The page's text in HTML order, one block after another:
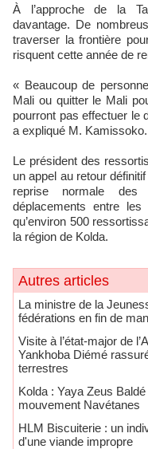
À l’approche de la
davantage. De
traverser la frontière
risquent cette année de
« Beaucoup de
Mali ou quitter le Mali
pourront pas effectuer le
a expliqué M. Kamissoko.
Le président des
un appel au retour
reprise normale des
déplacements entre
qu’environ 500
la région de Kolda.
Autres articles
La ministre de la
fédérations en fin de
Visite à l’état-major de
Yankhoba Diémé
terrestres
Kolda : Yaya Zeus
mouvement Navétanes
HLM Biscuiterie : un
d'une viande impropre